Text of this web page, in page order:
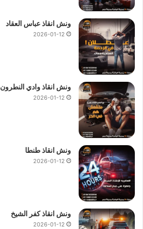
ونش انقاذ عباس العقاد
2026-01-12
ونش انقاذ وادي النطرون
2026-01-12
ونش انقاذ طنطا
2026-01-12
ونش انقاذ كفر الشيخ
2026-01-12